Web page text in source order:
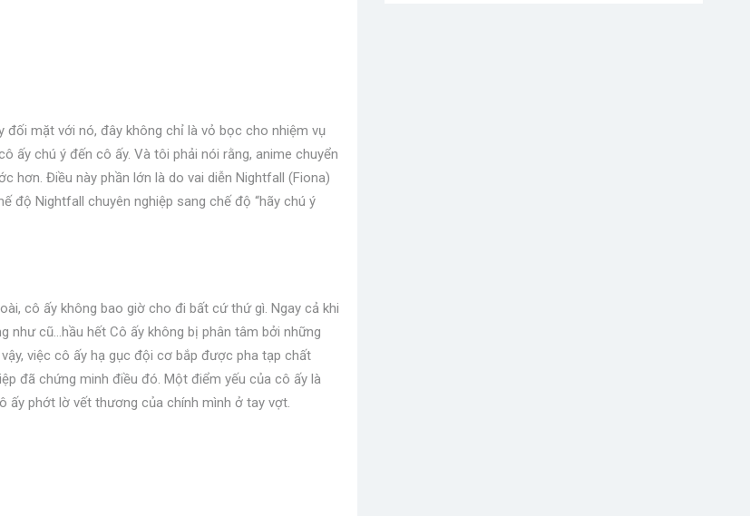
đối mặt với nó, đây không chỉ là vỏ bọc cho nhiệm vụ
ấy chú ý đến cô ấy. Và tôi phải nói rằng, anime chuyển
hơn. Điều này phần lớn là do vai diễn Nightfall (Fiona)
độ Nightfall chuyên nghiệp sang chế độ “hãy chú ý
cô ấy không bao giờ cho đi bất cứ thứ gì. Ngay cả khi
như cũ…hầu hết Cô ấy không bị phân tâm bởi những
việc cô ấy hạ gục đội cơ bắp được pha tạp chất
đã chứng minh điều đó. Một điểm yếu của cô ấy là
ấy phớt lờ vết thương của chính mình ở tay vợt.